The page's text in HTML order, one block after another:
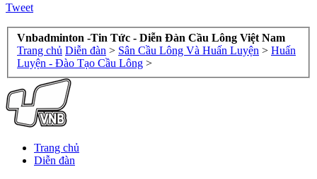
Tweet
Vnbadminton -Tin Tức - Diễn Đàn Cầu Lông Việt Nam
Trang chủ Diễn đàn > Sân Cầu Lông Và Huấn Luyện > Huấn
Luyện - Đào Tạo Cầu Lông >
Trang chủ
Diễn đàn